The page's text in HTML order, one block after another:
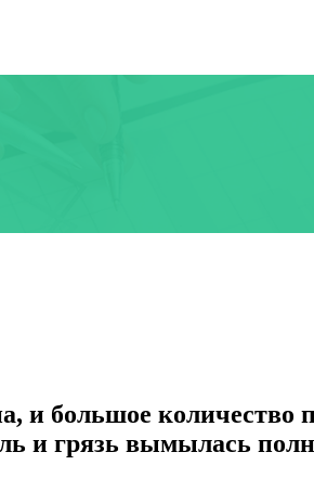
и большое количество
и грязь вымылась